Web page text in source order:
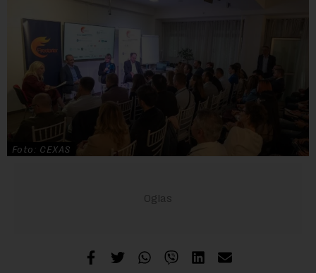
Foto: CEXAS